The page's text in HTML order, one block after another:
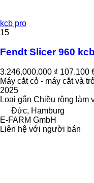
kcb pro
15
Fendt Slicer 960
3.246.000.000 ₫ 107.100
Máy cắt cỏ - máy cắt và
2025
Loại gắn Chiều rộng làm
Đức, Hamburg
E-FARM GmbH
Liên hệ với người bán